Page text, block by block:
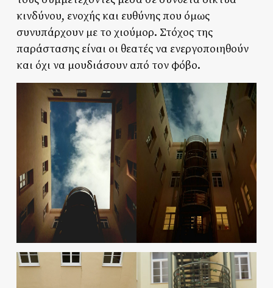
κινδύνου, ενοχής και ευθύνης που όμως
συνυπάρχουν με το χιούμορ. Στόχος της
παράστασης είναι οι θεατές να ενεργοποιηθούν
και όχι να μουδιάσουν από τον φόβο.